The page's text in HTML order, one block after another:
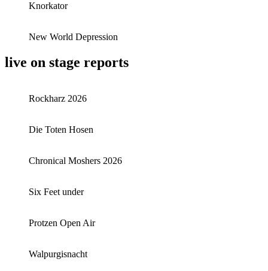
Knorkator
New World Depression
live on stage reports
Rockharz 2026
Die Toten Hosen
Chronical Moshers 2026
Six Feet under
Protzen Open Air
Walpurgisnacht